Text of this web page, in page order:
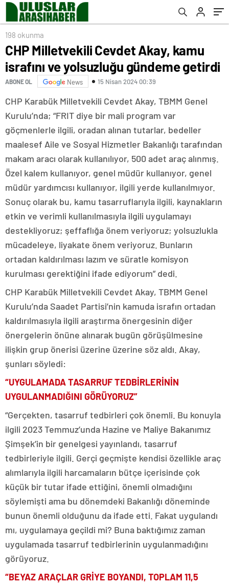
198 okunma
CHP Milletvekili Cevdet Akay, kamu
israfını ve yolsuzluğu gündeme getirdi
ABONE OL News 15 Nisan 2024 00:39
CHP Karabük Milletvekili Cevdet Akay, TBMM Genel
Kurulu’nda; “FRIT diye bir mali program var
göçmenlerle ilgili, oradan alınan tutarlar, bedeller
maalesef Aile ve Sosyal Hizmetler Bakanlığı tarafından
makam aracı olarak kullanılıyor, 500 adet araç alınmış.
Özel kalem kullanıyor, genel müdür kullanıyor, genel
müdür yardımcısı kullanıyor, ilgili yerde kullanılmıyor.
Sonuç olarak bu, kamu tasarruflarıyla ilgili, kaynakların
etkin ve verimli kullanılmasıyla ilgili uygulamayı
destekliyoruz; şeffaflığa önem veriyoruz; yolsuzlukla
mücadeleye, liyakate önem veriyoruz. Bunların
ortadan kaldırılması lazım ve süratle komisyon
kurulması gerektiğini ifade ediyorum” dedi.
CHP Karabük Milletvekili Cevdet Akay, TBMM Genel
Kurulu’nda Saadet Partisi’nin kamuda israfın ortadan
kaldırılmasıyla ilgili araştırma önergesinin diğer
önergelerin önüne alınarak bugün görüşülmesine
ilişkin grup önerisi üzerine üzerine söz aldı. Akay,
şunları söyledi:
“UYGULAMADA TASARRUF TEDBİRLERİNİN
UYGULANMADIĞINI GÖRÜYORUZ”
“Gerçekten, tasarruf tedbirleri çok önemli. Bu konuyla
ilgili 2023 Temmuz’unda Hazine ve Maliye Bakanımız
Şimşek’in bir genelgesi yayınlandı, tasarruf
tedbirleriyle ilgili. Gerçi geçmişte kendisi özellikle araç
alımlarıyla ilgili harcamaların bütçe içerisinde çok
küçük bir tutar ifade ettiğini, önemli olmadığını
söylemişti ama bu dönemdeki Bakanlığı döneminde
bunun önemli olduğunu da ifade etti. Fakat uygulandı
mı, uygulamaya geçildi mi? Buna baktığımız zaman
uygulamada tasarruf tedbirlerinin uygulanmadığını
görüyoruz.
“BEYAZ ARAÇLAR GRİYE BOYANDI, TOPLAM 11,5
Almış, O Bir Kişi de Milleti Tehdit Ediyor”